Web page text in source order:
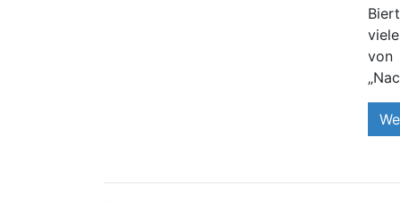
von